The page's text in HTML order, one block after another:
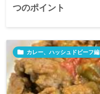
つのポイント
 カレー、ハッシュドビーフ編